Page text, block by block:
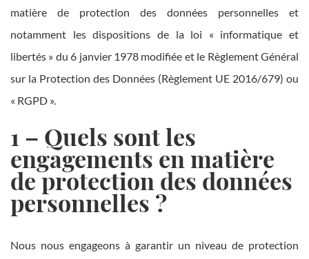
matière de protection des données personnelles et
notamment les dispositions de la loi « informatique et
libertés » du 6 janvier 1978 modifiée et le Règlement Général
sur la Protection des Données (Règlement UE 2016/679) ou
« RGPD ».
1 – Quels sont les
engagements en matière
de protection des données
personnelles ?
Nous nous engageons à garantir un niveau de protection